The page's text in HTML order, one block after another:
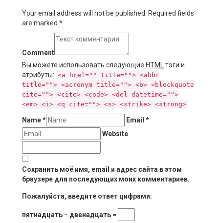
Your email address will not be published. Required fields
are marked *
Comment
Вы можете использовать следующие HTML
тэги и
атрибуты: <a href="" title=""> <abbr
title=""> <acronym title=""> <b> <blockquote
cite=""> <cite> <code> <del datetime="">
<em> <i> <q cite=""> <s> <strike> <strong>
Name* Email *
Website
Сохранить моё имя, email и адрес сайта в этом
браузере для последующих моих комментариев.
Пожалуйста, введите ответ цифрами:
пятнадцать − двенадцать =